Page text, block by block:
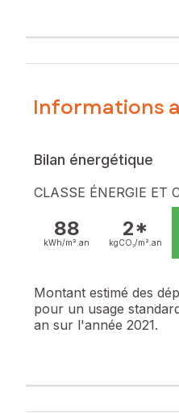
Informations
Bilan énergétique
CLASSE ÉNERGIE ET
88
kWh/m². an
2*
kgCO₂/m². an
Montant estimé des
pour un usage
an sur l'année 2021.